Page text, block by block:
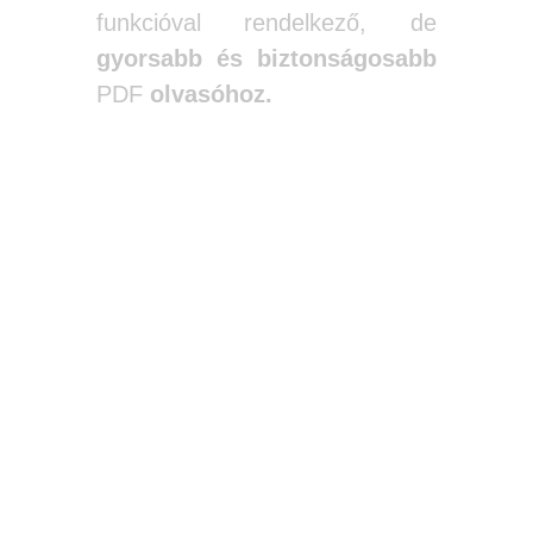
funkcióval rendelkező, de
gyorsabb és biztonságosabb
PDF olvasóhoz.